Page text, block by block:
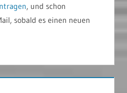
, und schon
sobald es einen neuen